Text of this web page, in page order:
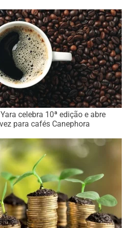
celebra 10ª edição e abre
para cafés Canephora